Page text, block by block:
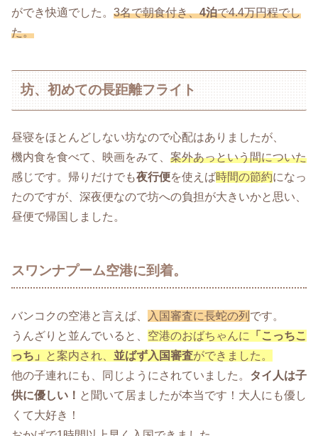
ができ快適でした。 3名で朝食付き、4泊で4.4万円程でし
た。
坊、初めての長距離フライト
昼寝をほとんどしない坊なので心配はありましたが、
機内食を食べて、映画をみて、 案外あっという間についた
感じです。帰りだけでも夜行便を使えば時間の節約になっ
たのですが、深夜便なので坊への負担が大きいかと思い、
昼便で帰国しました。
スワンナプーム空港に到着。
バンコクの空港と言えば、 入国審査に長蛇の列 です。
うんざりと並んでいると、 空港のおばちゃんに
「こっちこ
っち」
と案内され、 並ばず入国審査ができました。
他の子連れにも、同じようにされていました。
タイ人は子
供に優しい！ と聞いて居ましたが本当です！大人にも優し
くて大好き！